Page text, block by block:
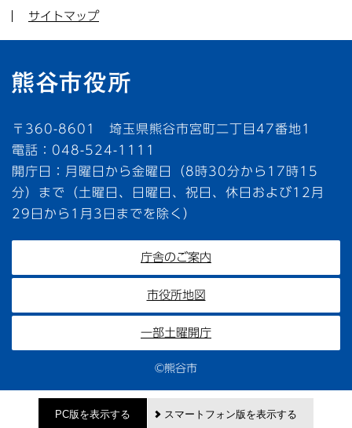
サイトマップ
〒360-8601 埼玉県熊谷市宮町二丁目47番地1
電話：048-524-1111
開庁日：月曜日から金曜日（8時30分から17時15
分）まで（土曜日、日曜日、祝日、休日および12月
29日から1月3日までを除く）
庁舎のご案内
市役所地図
一部土曜開庁
©熊谷市
PC版を表示する スマートフォン版を表示する